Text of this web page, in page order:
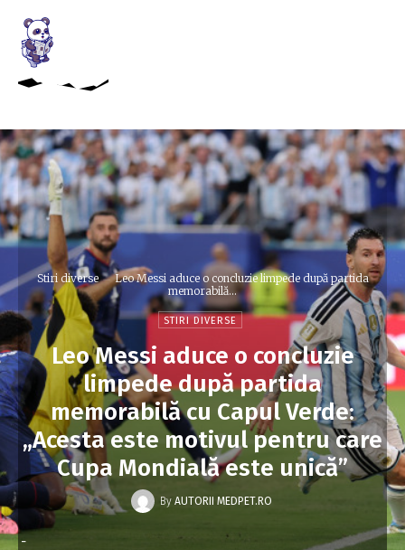
Stiri diverse
Leo Messi aduce o concluzie limpede după partida
memorabilă...
STIRI DIVERSE
Leo Messi aduce o concluzie
limpede după partida
memorabilă cu Capul Verde:
„Acesta este motivul pentru care
Cupa Mondială este unică”
By AUTORII MEDPET.RO
-